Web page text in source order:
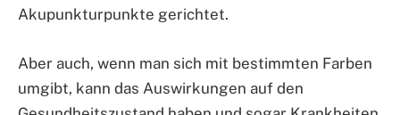
Akupunkturpunkte gerichtet.
Aber auch, wenn man sich mit bestimmten Farben
umgibt, kann das Auswirkungen auf den